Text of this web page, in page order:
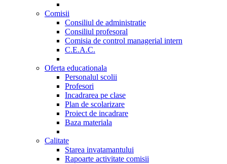
Comisii
Consiliul de administratie
Consiliul profesoral
Comisia de control managerial intern
C.E.A.C.
Oferta educationala
Personalul scolii
Profesori
Incadrarea pe clase
Plan de scolarizare
Proiect de incadrare
Baza materiala
Calitate
Starea invatamantului
Rapoarte activitate comisii